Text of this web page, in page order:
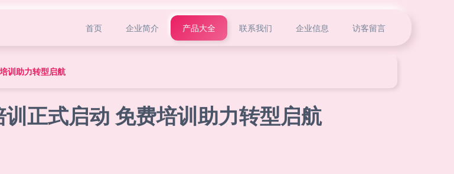
首页 企业简介 产品大全 联系我们 企业信息 访客留言
训助力转型启航
正式启动 免费培训助力转型启航